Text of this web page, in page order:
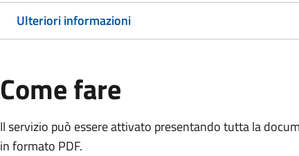
Ulteriori informazioni
Come fare
Il servizio può essere attivato presentando tutta la
in formato PDF.